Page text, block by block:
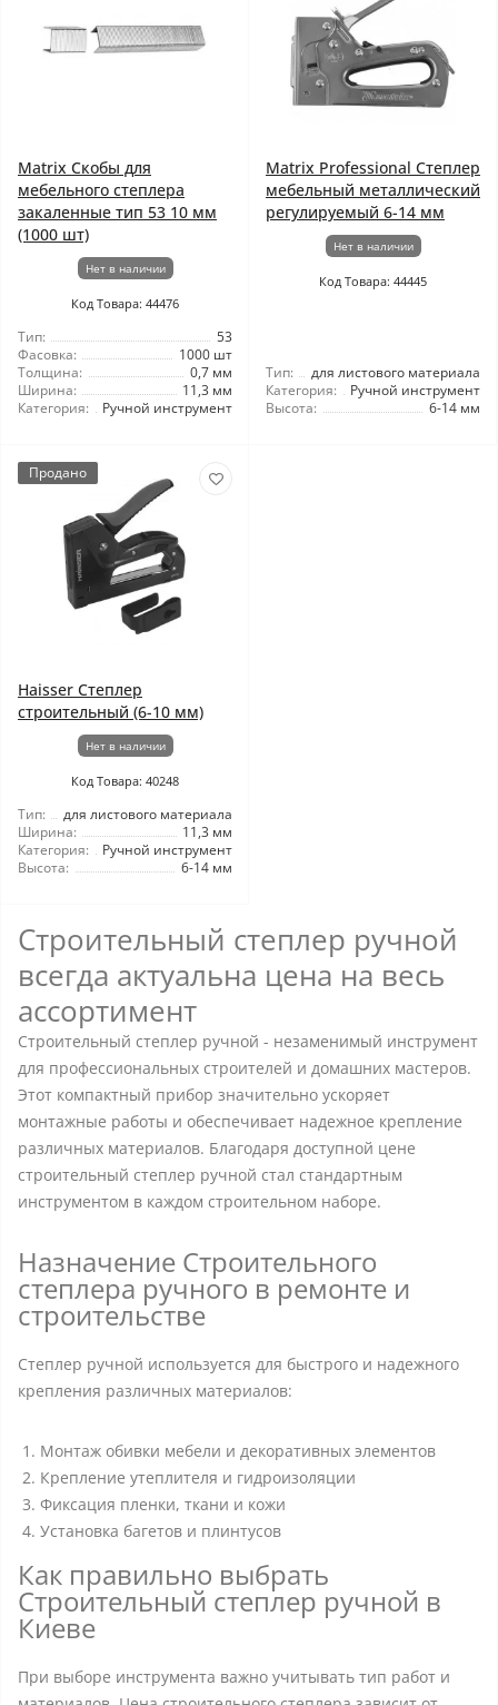
Matrix Скобы для
мебельного степлера
закаленные тип 53 10 мм
(1000 шт)
Нет в наличии
Код Товара: 44476
Тип:
53
Фасовка:
1000 шт
Толщина:
0,7 мм
Ширина:
11,3 мм
Категория:
Ручной инструмент
Matrix Professional Степлер
мебельный металлический
регулируемый 6-14 мм
Нет в наличии
Код Товара: 44445
Тип:
для листового материала
Категория:
Ручной инструмент
Высота:
6-14 мм
Продано
Haisser Степлер
строительный (6-10 мм)
Нет в наличии
Код Товара: 40248
Тип:
для листового материала
Ширина:
11,3 мм
Категория:
Ручной инструмент
Высота:
6-14 мм
Строительный степлер ручной
всегда актуальна цена на весь
ассортимент
Строительный степлер ручной - незаменимый инструмент
для профессиональных строителей и домашних мастеров.
Этот компактный прибор значительно ускоряет
монтажные работы и обеспечивает надежное крепление
различных материалов. Благодаря доступной цене
строительный степлер ручной стал стандартным
инструментом в каждом строительном наборе.
Назначение Строительного
степлера ручного в ремонте и
строительстве
Степлер ручной используется для быстрого и надежного
крепления различных материалов:
Монтаж обивки мебели и декоративных элементов
Крепление утеплителя и гидроизоляции
Фиксация пленки, ткани и кожи
Установка багетов и плинтусов
Как правильно выбрать
Строительный степлер ручной в
Киеве
При выборе инструмента важно учитывать тип работ и